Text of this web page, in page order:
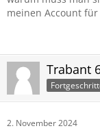
Natürlich dürft ihr
Markus
meinen Account für
Trabant
2. November 2024